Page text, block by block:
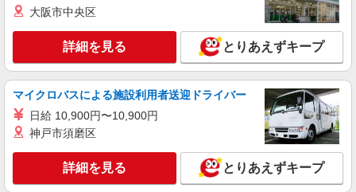
大阪市中央区
詳細を見る とりあえずキープ
マイクロバスによる施設利用者送迎ドライバー
日給 10,900円〜10,900円
神戸市須磨区
詳細を見る とりあえずキープ